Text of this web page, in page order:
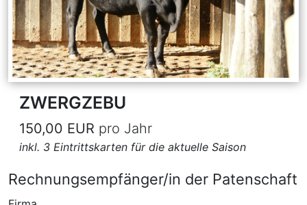
ZWERGZEBU
150,00 EUR pro Jahr
inkl. 3 Eintrittskarten für die aktuelle Saison
Rechnungsempfänger/in der Patenschaft